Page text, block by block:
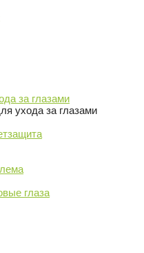
за глазами
ухода за глазами
глаза